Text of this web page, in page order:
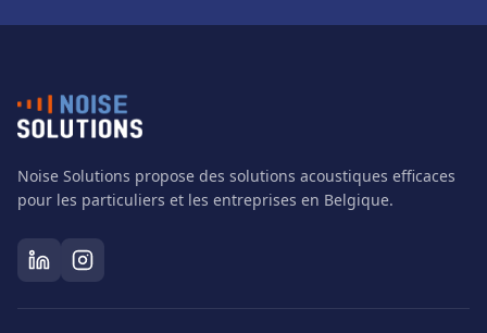
Noise Solutions propose des solutions acoustiques efficaces
pour les particuliers et les entreprises en Belgique.